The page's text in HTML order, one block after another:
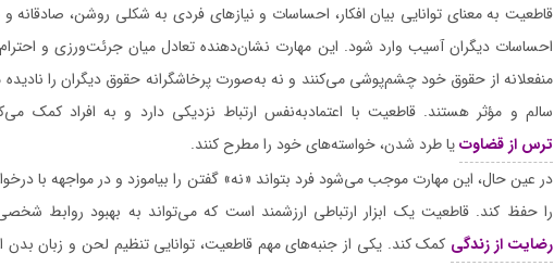
قاطعیت به معنای توانایی بیان افکار، احساسات و نیازهای فردی به شکلی روشن، صادقانه
احساسات دیگران آسیب وارد شود. این مهارت نشان‌دهنده تعادل میان جرئت‌ورزی و
منفعلانه از حقوق خود چشم‌پوشی می‌کنند و نه به‌صورت پرخاشگرانه حقوق دیگران را نادیده
سالم و مؤثر هستند. قاطعیت با اعتمادبه‌نفس ارتباط نزدیکی دارد و به افراد کمک
ترس از قضاوتیا طرد شدن، خواسته‌های خود را مطرح کنند.
در عین حال، این مهارت موجب می‌شود فرد بتواند «نه» گفتن را بیاموزد و در مواجهه با
را حفظ کند. قاطعیت یک ابزار ارتباطی ارزشمند است که می‌تواند به بهبود روابط
رضایت از زندگی کمک کند. یکی از جنبه‌های مهم قاطعیت، توانایی تنظیم لحن و زبان بدن